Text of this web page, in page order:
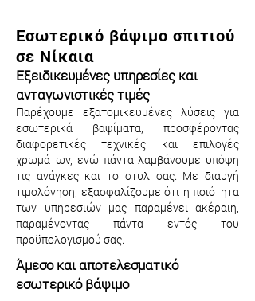
Εσωτερικό βάψιμο σπιτιού
σε Νίκαια
Εξειδικευμένες υπηρεσίες και
ανταγωνιστικές τιμές
Παρέχουμε εξατομικευμένες λύσεις για
εσωτερικά βαψίματα, προσφέροντας
διαφορετικές τεχνικές και επιλογές
χρωμάτων, ενώ πάντα λαμβάνουμε υπόψη
τις ανάγκες και το στυλ σας. Με διαυγή
τιμολόγηση, εξασφαλίζουμε ότι η ποιότητα
των υπηρεσιών μας παραμένει ακέραιη,
παραμένοντας πάντα εντός του
προϋπολογισμού σας.
Άμεσο και αποτελεσματικό
εσωτερικό βάψιμο